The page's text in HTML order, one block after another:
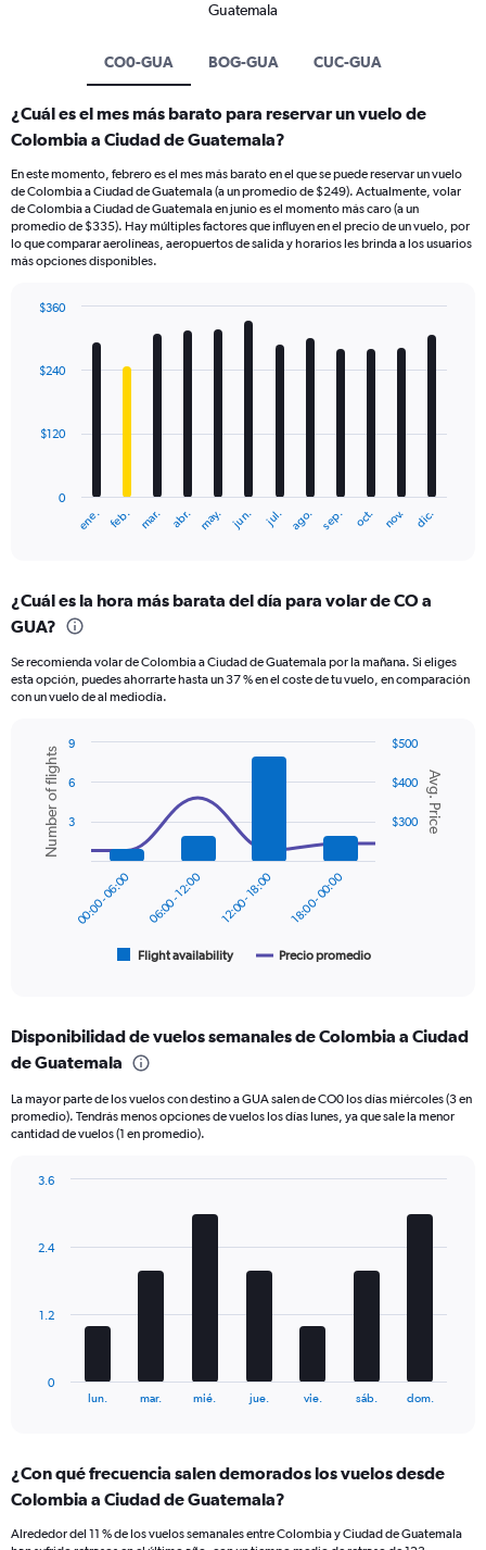
Guatemala
CO0-GUA BOG-GUA CUC-GUA
¿Cuál es el mes más barato para reservar un vuelo de
Colombia a Ciudad de Guatemala?
En este momento, febrero es el mes más barato en el que se puede reservar un vuelo
de Colombia a Ciudad de Guatemala (a un promedio de $249). Actualmente, volar
de Colombia a Ciudad de Guatemala en junio es el momento más caro (a un
promedio de $335). Hay múltiples factores que influyen en el precio de un vuelo, por
lo que comparar aerolíneas, aeropuertos de salida y horarios les brinda a los usuarios
más opciones disponibles.
with
12
The
Range:
12
The
chart
axis
displaying
values.
Range:
ene. feb. mar. abr. may. jun. jul. ago. sep. oct. nov. dic.
0
$120
$240
$360
¿Cuál es la hora más barata del día para volar de CO a
GUA?
Se recomienda volar de Colombia a Ciudad de Guatemala por la mañana. Si eliges
esta opción, puedes ahorrarte hasta un 37 % en el coste de tu vuelo, en comparación
con un vuelo de al mediodía.
Combination
chart
with
data
series.
categories.
Range:
categories.
The
chart
displaying
and
Number
Chart
graphic.
Avg. Price
Number of flights
Flight availability Precio promedio
00:00 - 06:00 06:00 - 12:00 12:00 - 18:00 18:00 - 00:00
$300
$400
$500
3
6
9
Disponibilidad de vuelos semanales de Colombia a Ciudad
de Guatemala
La mayor parte de los vuelos con destino a GUA salen de CO0 los días miércoles (3 en
promedio). Tendrás menos opciones de vuelos los días lunes, ya que sale la menor
cantidad de vuelos (1 en promedio).
The
Range:
7
The
lun. mar. mié. jue. vie. sáb. dom.
0
1.2
2.4
3.6
¿Con qué frecuencia salen demorados los vuelos desde
Colombia a Ciudad de Guatemala?
Alrededor del 11 % de los vuelos semanales entre Colombia y Ciudad de Guatemala